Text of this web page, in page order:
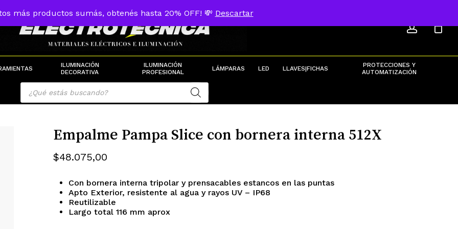
más productos sumás, obtenés hasta 20% OFF! 💸 Descartar
ILUMINACIÓN
DECORATIVA
ILUMINACIÓN
PROFESIONAL
LÁMPARAS LED LLAVES|FICHAS
PROTECCIONES Y
AUTOMATIZACIÓN
Cart Cart
Products
search
Empalme Pampa Slice con bornera interna 512X
$48.075,00
Con bornera interna tripolar y prensacables estancos en las puntas
Apto Exterior, resistente al agua y rayos UV – IP68
Reutilizable
Largo total 116 mm aprox